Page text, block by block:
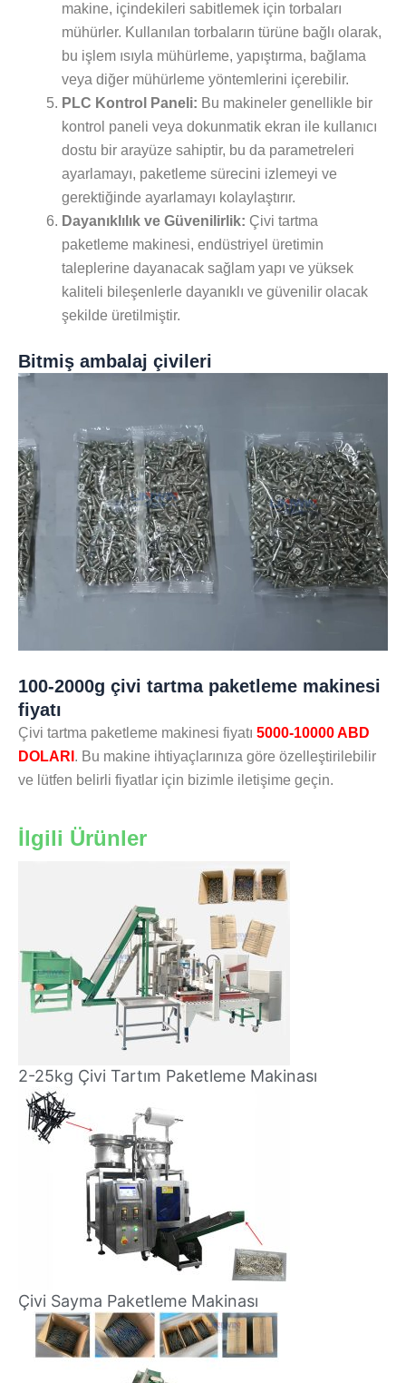
makine, içindekileri sabitlemek için torbaları
mühürler. Kullanılan torbaların türüne bağlı olarak,
bu işlem ısıyla mühürleme, yapıştırma, bağlama
veya diğer mühürleme yöntemlerini içerebilir.
PLC Kontrol Paneli: Bu makineler genellikle bir
kontrol paneli veya dokunmatik ekran ile kullanıcı
dostu bir arayüze sahiptir, bu da parametreleri
ayarlamayı, paketleme sürecini izlemeyi ve
gerektiğinde ayarlamayı kolaylaştırır.
Dayanıklılık ve Güvenilirlik: Çivi tartma
paketleme makinesi, endüstriyel üretimin
taleplerine dayanacak sağlam yapı ve yüksek
kaliteli bileşenlerle dayanıklı ve güvenilir olacak
şekilde üretilmiştir.
Bitmiş ambalaj çivileri
100-2000g çivi tartma paketleme makinesi
fiyatı
Çivi tartma paketleme makinesi fiyatı 5000-10000 ABD
DOLARI . Bu makine ihtiyaçlarınıza göre özelleştirilebilir
ve lütfen belirli fiyatlar için bizimle iletişime geçin.
İlgili Ürünler
2-25kg Çivi Tartım Paketleme Makinası
Çivi Sayma Paketleme Makinası